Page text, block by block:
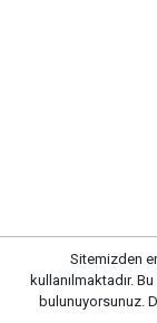
Sitemizden
kullanılmaktadır.
bulunuyorsunuz.